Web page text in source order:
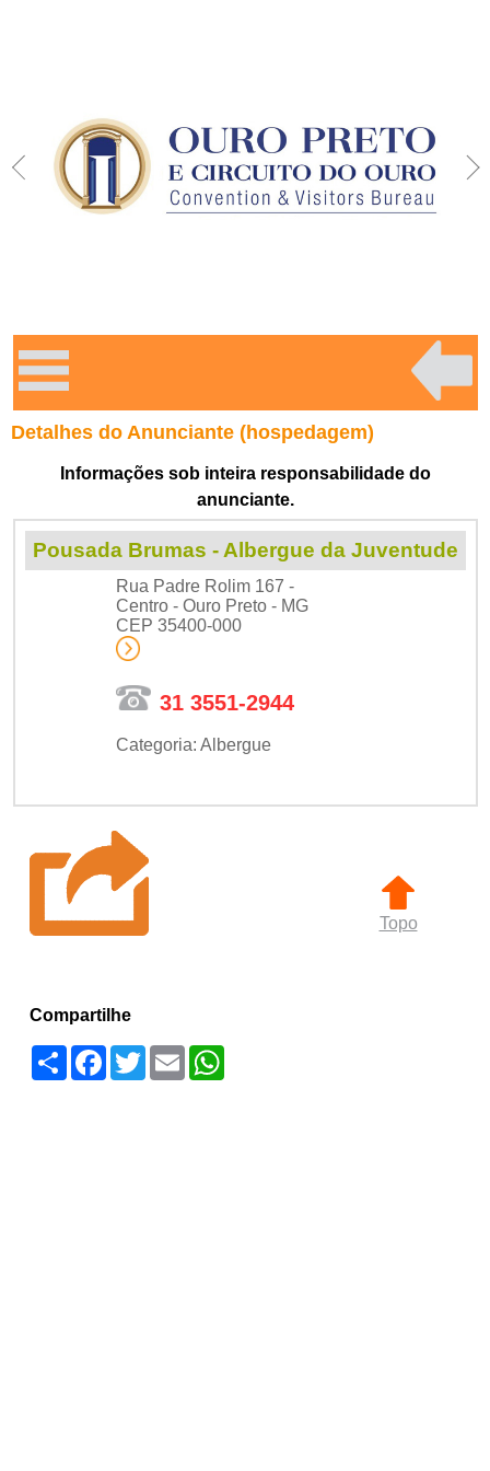
Detalhes do Anunciante (hospedagem)
Informações sob inteira responsabilidade do
anunciante.
Pousada Brumas - Albergue da Juventude
Rua Padre Rolim 167 -
Centro - Ouro Preto - MG
CEP 35400-000
31 3551-2944
Categoria: Albergue
Topo
Compartilhe
Compartilhar
Facebook
TwitterEmailWhatsApp